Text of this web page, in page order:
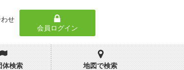
せ
会員ログイン
体検索 地図で検索